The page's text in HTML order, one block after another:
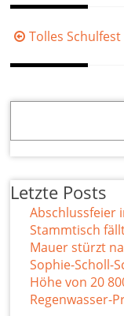
Tolles Schulfest
Letzte Posts
Abschlussfeier
Stammtisch
Mauer stürzt
Sophie-Scholl-
Höhe von 20
Regenwasser-